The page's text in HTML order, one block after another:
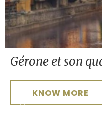
Gérone et son
KNOW MORE